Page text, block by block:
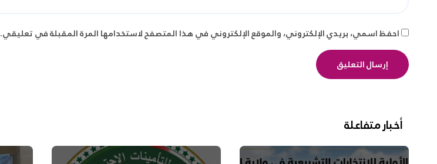
احفظ اسمي، بريدي الإلكتروني، والموقع الإلكتروني في هذا المتصفح لاستخدامها المرة المقبلة في تعليقي.
أخبار متفاعلة